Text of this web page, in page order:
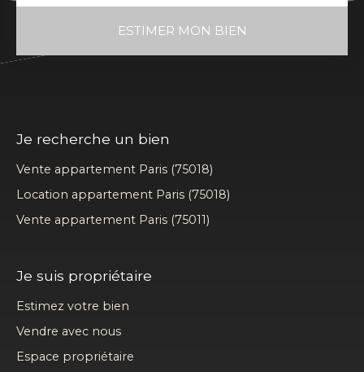
ESTIMER MON BIEN
Je recherche un bien
Vente appartement Paris (75018)
Location appartement Paris (75018)
Vente appartement Paris (75011)
Je suis propriétaire
Estimez votre bien
Vendre avec nous
Espace propriétaire